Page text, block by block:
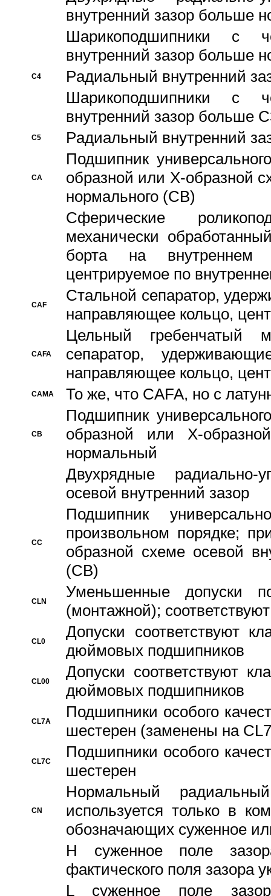
внутренний зазор больше
Шарикоподшипники с
внутренний зазор больше
C4
Pадиальный внутренний
Шарикоподшипники с
внутренний зазор больше
C5 Pадиальный внутренний
CA
Подшипник
образной или Х-образной
нормального (CB)
Сферические
механически
борта на внутреннем
центрируемое по
CAF
Стальной сепаратор,
направляющее кольцо,
CAFA
Цельный гребенчатый
сепаратор,
направляющее кольцо,
CAMA То же, что CAFA, но с
CB
Подшипник
образной или Х-
нормальный
Двухрядные радиально-
осевой внутренний зазор
CC
Подшипник
произвольном порядке;
образной схеме осевой
(CB)
CLN
Уменьшенные
(монтажной);
CL0
Допуски соответствуют
дюймовых подшипников
CL00
Допуски соответствуют
дюймовых подшипников
CL7A
Подшипники особого
шестерен (заменены на
CL7C
Подшипники особого
шестерен
CN
Hормальный
используется только в
обозначающих суженное
H суженное поле
фактического поля зазора
L суженное поле